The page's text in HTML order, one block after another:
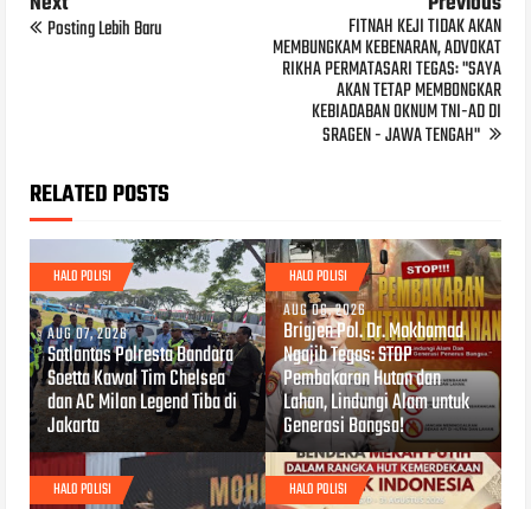
Posting Lebih Baru FITNAH KEJI TIDAK AKAN
MEMBUNGKAM KEBENARAN, ADVOKAT
RIKHA PERMATASARI TEGAS: "SAYA
AKAN TETAP MEMBONGKAR
KEBIADABAN OKNUM TNI-AD DI
SRAGEN - JAWA TENGAH"
RELATED POSTS
HALO POLISI
AUG 07, 2026
Satlantas Polresta Bandara
Soetta Kawal Tim Chelsea
dan AC Milan Legend Tiba di
Jakarta
HALO POLISI
AUG 06, 2026
Brigjen Pol. Dr. Mokhamad
Ngajib Tegas: STOP
Pembakaran Hutan dan
Lahan, Lindungi Alam untuk
Generasi Bangsa!
HALO POLISI HALO POLISI